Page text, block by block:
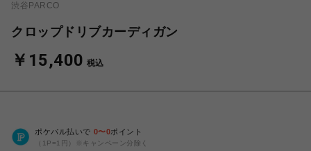
渋谷PARCO
クロップドリブカーディガン
￥15,400 税込
ポケパル払いで 0〜0ポイント
（1P=1円）※キャンペーン分除く